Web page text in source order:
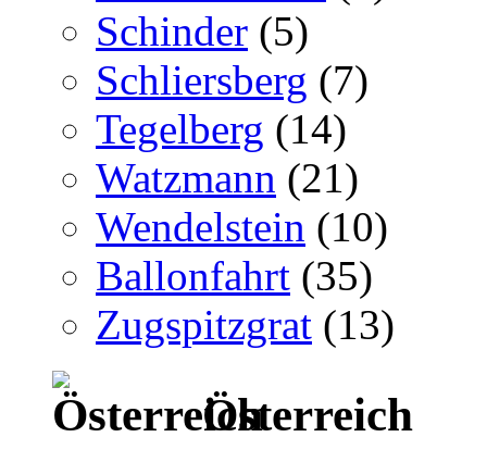
Schinder (5)
Schliersberg (7)
Tegelberg (14)
Watzmann (21)
Wendelstein (10)
Ballonfahrt (35)
Zugspitzgrat (13)
Österreich